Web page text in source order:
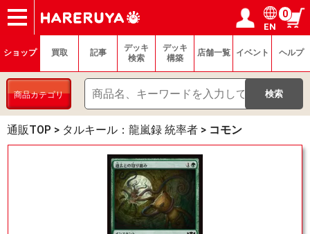
ショップ
買取
記事
デッキ検索
デッキ構築
選手一覧
店舗一覧
イベント
ヘルプ
お問い合わせ ログイン／会員登録
マイページ
EN
0
ショップ 買取 記事
デッキ
検索
デッキ
構築
店舗一覧 イベント ヘルプ
商品カテゴリ
通販TOP > タルキール：龍嵐録 統率者 > コモン